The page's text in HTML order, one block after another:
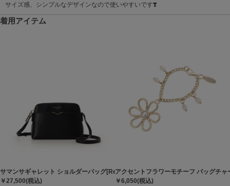
サイズ感、シンプルなデザインなので使いやすいです❣️
着用アイテム
サマンサギャレット ショルダーバッグ[Revival Collection]
￥27,500(税込)
アクセントフラワーモチーフ バッグチャ
￥6,050(税込)